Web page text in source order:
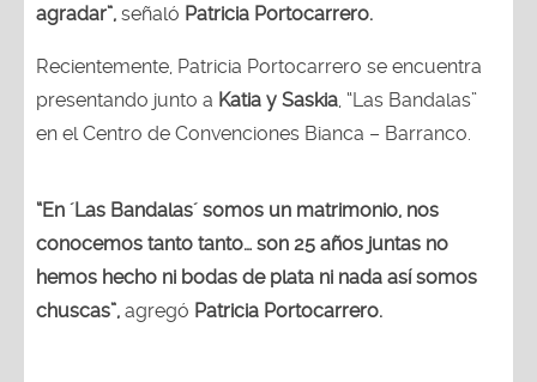
agradar”, señaló Patricia Portocarrero.
Recientemente, Patricia Portocarrero se encuentra
presentando junto a Katia y Saskia, “Las Bandalas”
en el Centro de Convenciones Bianca – Barranco.
“En ´Las Bandalas´ somos un matrimonio, nos
conocemos tanto tanto… son 25 años juntas no
hemos hecho ni bodas de plata ni nada así somos
chuscas”, agregó Patricia Portocarrero.